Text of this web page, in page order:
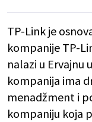
TP-Link je
kompanije TP-
nalazi u Ervajnu
kompanija ima
menadžment i
kompaniju koja